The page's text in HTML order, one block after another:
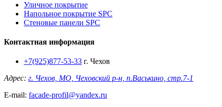
Уличное покрытие
Напольное покрытие SPC
Стеновые панели SPC
Контактная информация
+7(925)877-53-33 г. Чехов
Адрес: г. Чехов, МО, Чеховский р-н, п.Васькино, стр.7-1
E-mail: facade-profil@yandex.ru